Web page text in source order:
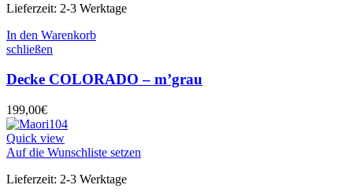
Lieferzeit: 2-3 Werktage
In den Warenkorb
schließen
Decke COLORADO – m’grau
199,00€
Quick view
Auf die Wunschliste setzen
Lieferzeit: 2-3 Werktage